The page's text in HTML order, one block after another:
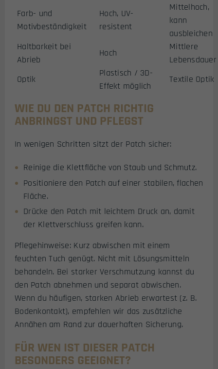
Farb- und
Motivbeständigkeit
Hoch, UV-
resistent
Mittelhoch,
kann
ausbleichen
Haltbarkeit bei
Abrieb
Hoch
Mittlere
Lebensdauer
Optik
Plastisch / 3D-
Effekt möglich
Textile Optik
WIE DU DEN PATCH RICHTIG
ANBRINGST UND PFLEGST
In wenigen Schritten sitzt der Patch sicher:
Reinige die Klettfläche von Staub und Schmutz.
Positioniere den Patch auf einer stabilen, flachen
Fläche.
Drücke den Patch mit leichtem Druck an, damit
der Klettverschluss greifen kann.
Pflegehinweise: Kurz abwischen mit einem
feuchten Tuch genügt. Nicht mit Lösungsmitteln
behandeln. Bei starker Verschmutzung kannst du
den Patch abnehmen und separat abwischen.
Wenn du häufigen, starken Abrieb erwartest (z. B.
Bodenkontakt), empfehlen wir das zusätzliche
Annähen am Rand zur dauerhaften Sicherung.
FÜR WEN IST DIESER PATCH
BESONDERS GEEIGNET?